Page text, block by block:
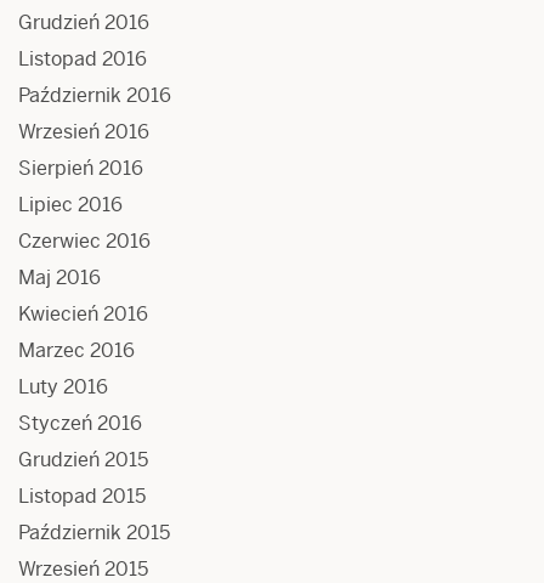
Grudzień 2016
Listopad 2016
Październik 2016
Wrzesień 2016
Sierpień 2016
Lipiec 2016
Czerwiec 2016
Maj 2016
Kwiecień 2016
Marzec 2016
Luty 2016
Styczeń 2016
Grudzień 2015
Listopad 2015
Październik 2015
Wrzesień 2015